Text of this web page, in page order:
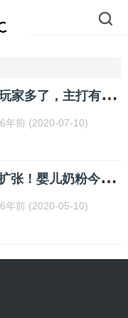
儿
童零食火了玩家多了，主打有机的健合GOOD GOÛT想怎么做这盘生意？
6年前 (2020-07-10)
A
rla在华逆势扩张！婴儿奶粉今年要卖20亿，还放话三年拿下有机第一
6年前 (2020-05-10)